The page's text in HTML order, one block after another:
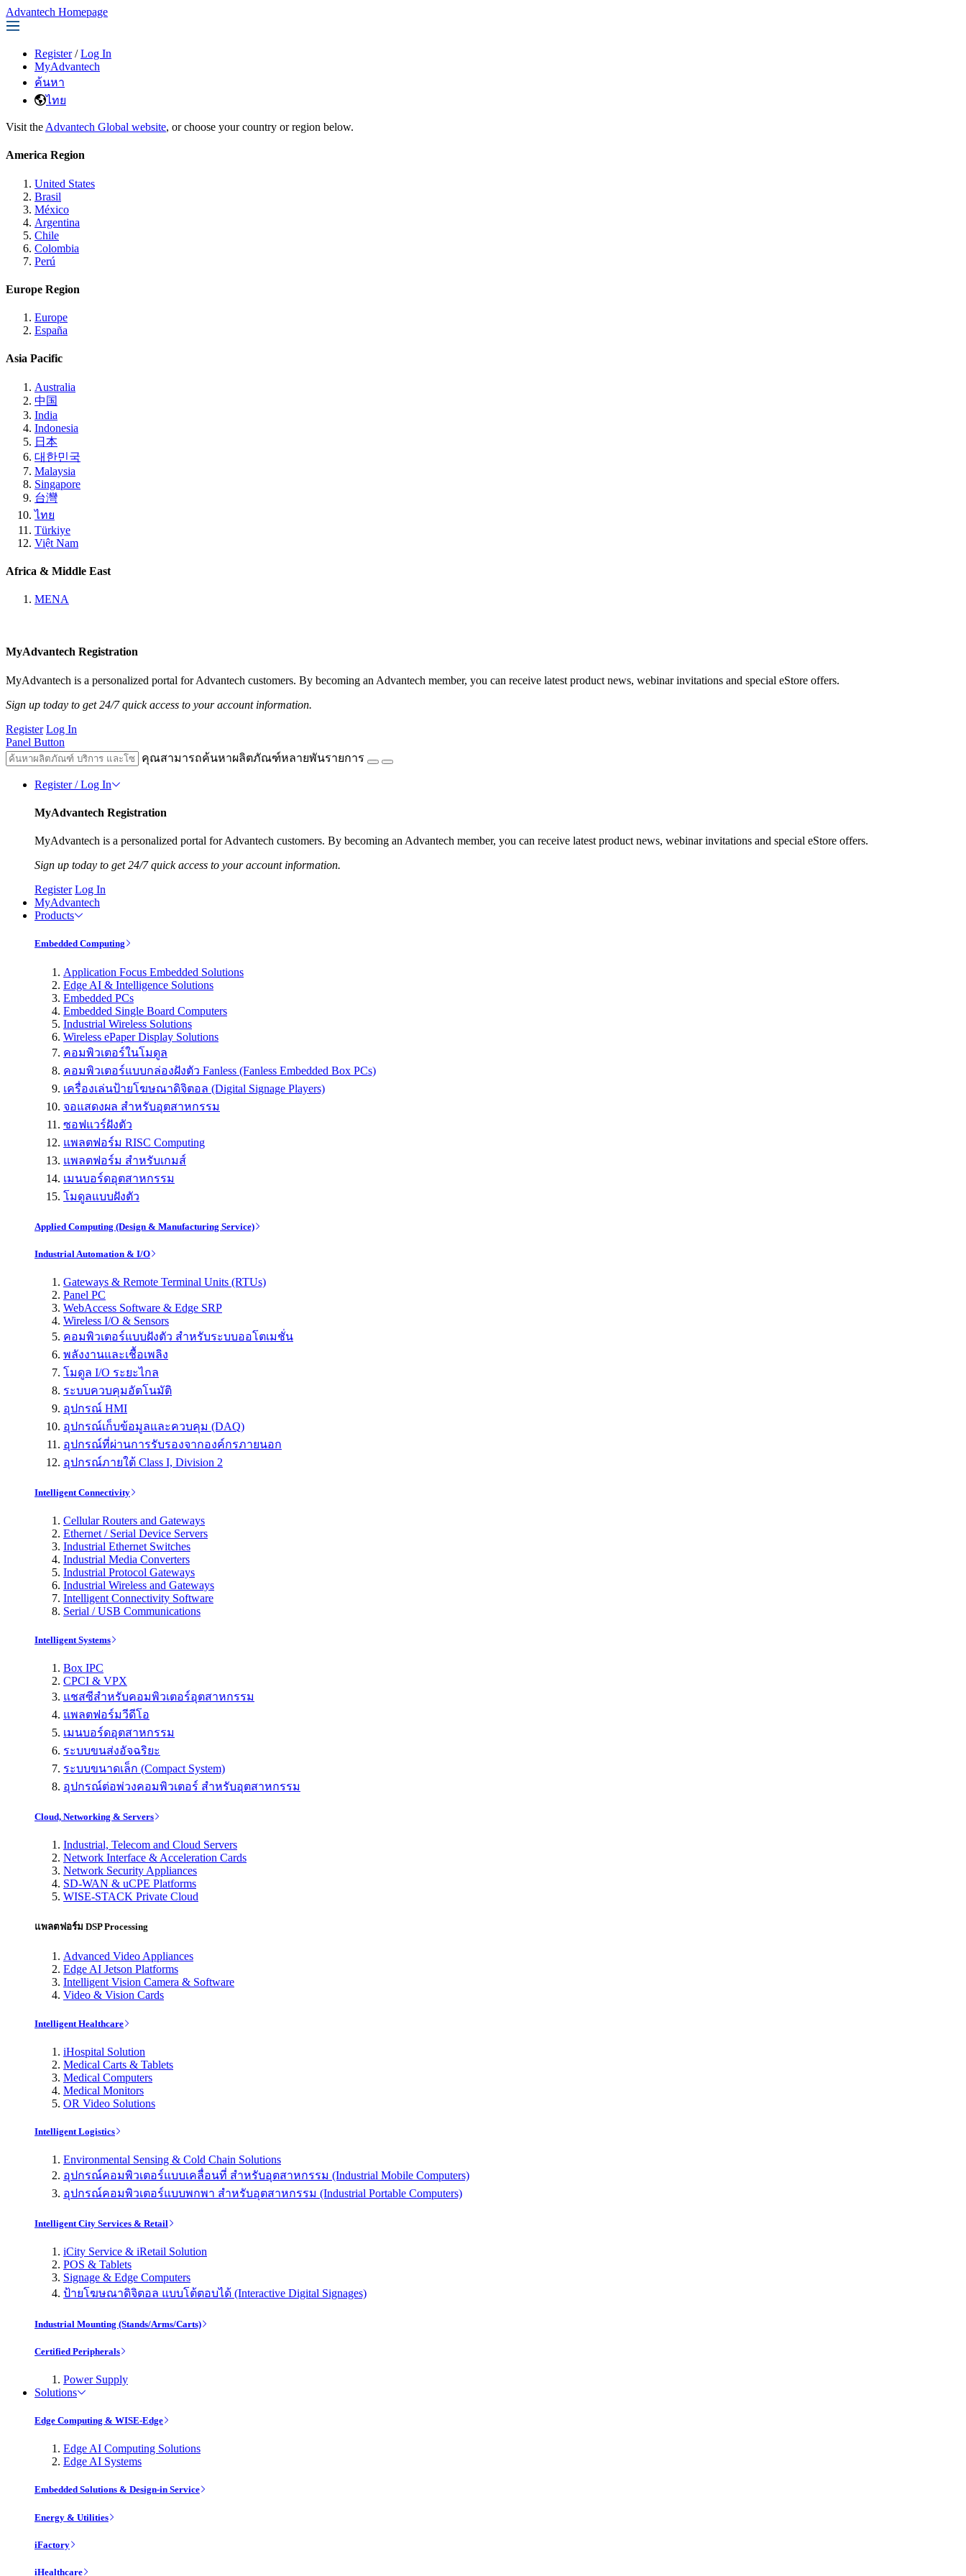
Advantech Homepage
Register / Log In
MyAdvantech
ค้นหา
ไทย
Visit the Advantech Global website, or choose your country or region below.
America Region
United States
Brasil
México
Argentina
Chile
Colombia
Perú
Europe Region
Europe
España
Asia Pacific
Australia
中国
India
Indonesia
日本
대한민국
Malaysia
Singapore
台灣
ไทย
Türkiye
Việt Nam
Africa & Middle East
MENA
MyAdvantech Registration
MyAdvantech is a personalized portal for Advantech customers. By becoming an Advantech member, you can receive latest product news, webinar invitations and special eStore offers.
Sign up today to get 24/7 quick access to your account information.
Register Log In
Panel Button
คุณสามารถค้นหาผลิตภัณฑ์หลายพันรายการ
Register / Log In
MyAdvantech Registration
MyAdvantech is a personalized portal for Advantech customers. By becoming an Advantech member, you can receive latest product news, webinar invitations and special eStore offers.
Sign up today to get 24/7 quick access to your account information.
Register Log In
MyAdvantech
Products
Embedded Computing
Application Focus Embedded Solutions
Edge AI & Intelligence Solutions
Embedded PCs
Embedded Single Board Computers
Industrial Wireless Solutions
Wireless ePaper Display Solutions
คอมพิวเตอร์ในโมดูล
คอมพิวเตอร์แบบกล่องฝังตัว Fanless (Fanless Embedded Box PCs)
เครื่องเล่นป้ายโฆษณาดิจิตอล (Digital Signage Players)
จอแสดงผล สำหรับอุตสาหกรรม
ซอฟแวร์ฝังตัว
แพลตฟอร์ม RISC Computing
แพลตฟอร์ม สำหรับเกมส์
เมนบอร์ดอุตสาหกรรม
โมดูลแบบฝังตัว
Applied Computing (Design & Manufacturing Service)
Industrial Automation & I/O
Gateways & Remote Terminal Units (RTUs)
Panel PC
WebAccess Software & Edge SRP
Wireless I/O & Sensors
คอมพิวเตอร์แบบฝังตัว สำหรับระบบออโตเมชั่น
พลังงานและเชื้อเพลิง
โมดูล I/O ระยะไกล
ระบบควบคุมอัตโนมัติ
อุปกรณ์ HMI
อุปกรณ์เก็บข้อมูลและควบคุม (DAQ)
อุปกรณ์ที่ผ่านการรับรองจากองค์กรภายนอก
อุปกรณ์ภายใต้ Class I, Division 2
Intelligent Connectivity
Cellular Routers and Gateways
Ethernet / Serial Device Servers
Industrial Ethernet Switches
Industrial Media Converters
Industrial Protocol Gateways
Industrial Wireless and Gateways
Intelligent Connectivity Software
Serial / USB Communications
Intelligent Systems
Box IPC
CPCI & VPX
แชสซีสำหรับคอมพิวเตอร์อุตสาหกรรม
แพลตฟอร์มวีดีโอ
เมนบอร์ดอุตสาหกรรม
ระบบขนส่งอัจฉริยะ
ระบบขนาดเล็ก (Compact System)
อุปกรณ์ต่อพ่วงคอมพิวเตอร์ สำหรับอุตสาหกรรม
Cloud, Networking & Servers
Industrial, Telecom and Cloud Servers
Network Interface & Acceleration Cards
Network Security Appliances
SD-WAN & uCPE Platforms
WISE-STACK Private Cloud
แพลตฟอร์ม DSP Processing
Advanced Video Appliances
Edge AI Jetson Platforms
Intelligent Vision Camera & Software
Video & Vision Cards
Intelligent Healthcare
iHospital Solution
Medical Carts & Tablets
Medical Computers
Medical Monitors
OR Video Solutions
Intelligent Logistics
Environmental Sensing & Cold Chain Solutions
อุปกรณ์คอมพิวเตอร์แบบเคลื่อนที่ สำหรับอุตสาหกรรม (Industrial Mobile Computers)
อุปกรณ์คอมพิวเตอร์แบบพกพา สำหรับอุตสาหกรรม (Industrial Portable Computers)
Intelligent City Services & Retail
iCity Service & iRetail Solution
POS & Tablets
Signage & Edge Computers
ป้ายโฆษณาดิจิตอล แบบโต้ตอบได้ (Interactive Digital Signages)
Industrial Mounting (Stands/Arms/Carts)
Certified Peripherals
Power Supply
Solutions
Edge Computing & WISE-Edge
Edge AI Computing Solutions
Edge AI Systems
Embedded Solutions & Design-in Service
Energy & Utilities
iFactory
iHealthcare